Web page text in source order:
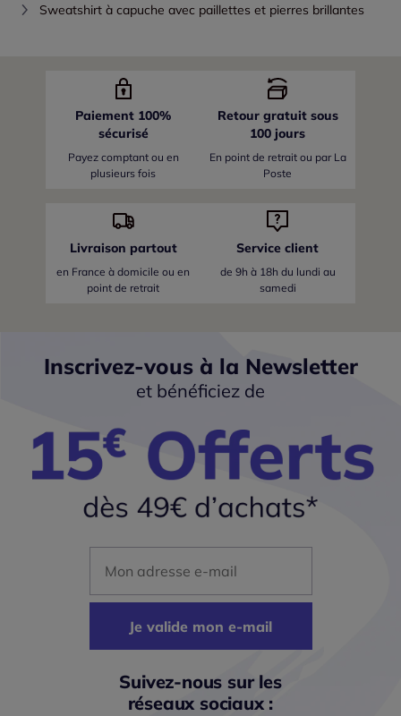
Sweatshirt à capuche avec paillettes et pierres brillantes
Paiement 100%
sécurisé
Payez comptant ou en
plusieurs fois
Retour gratuit sous
100 jours
En point de retrait ou par La
Poste
Livraison partout
en France à domicile ou en
point de retrait
Service client
de 9h à 18h du lundi au
samedi
Inscrivez-vous à la Newsletter
et bénéficiez de
Je valide mon e-mail
Suivez-nous sur les
réseaux sociaux :